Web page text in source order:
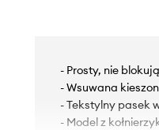
- Prosty, nie
- Wsuwana
- Tekstylny pasek
- Model z